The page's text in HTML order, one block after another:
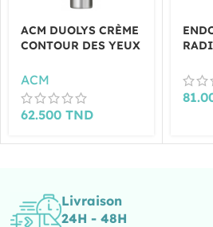
ACM DUOLYS CRÈME
CONTOUR DES YEUX
ACM
62.500 TND
15ML
Livraison
24H - 48H